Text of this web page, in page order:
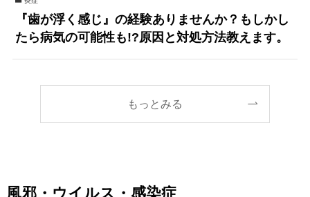
『歯が浮く感じ』の経験ありませんか？もしかし
たら病気の可能性も!?原因と対処方法教えます。
もっとみる
風邪・ウイルス・感染症